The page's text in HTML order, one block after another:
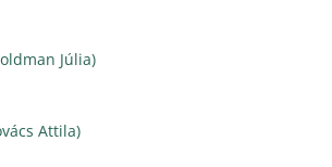
Júlia)
Attila)